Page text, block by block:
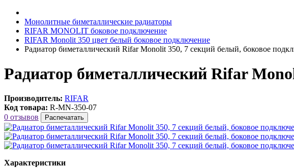
Монолитные биметаллические радиаторы
RIFAR MONOLIT боковое подключение
RIFAR Monolit 350 цвет белый боковое подключение
Радиатор биметаллический Rifar Monolit 350, 7 секций белый, боковое
Радиатор биметаллический Rifar
Производитель: RIFAR
Код товара: R-MN-350-07
0 отзывов
Распечатать
Характеристики